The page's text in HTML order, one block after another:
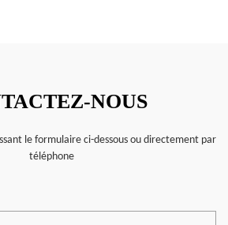
NOUS
le formulaire ci-dessous ou directement par
téléphone